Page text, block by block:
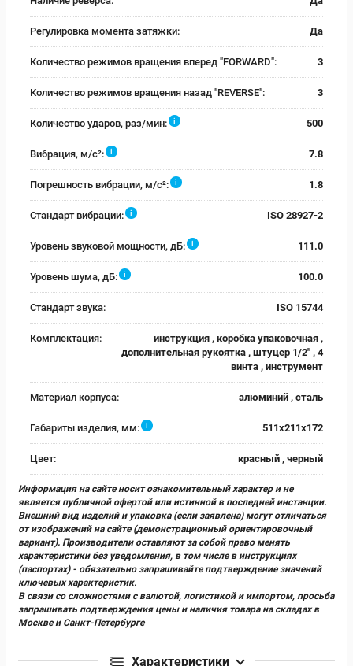
Регулировка момента затяжки: Да
Количество режимов вращения вперед "FORWARD": 3
Количество режимов вращения назад "REVERSE": 3
Количество ударов, раз/мин: i 500
Вибрация, м/с²: i 7.8
Погрешность вибрации, м/с²: i 1.8
Стандарт вибрации: i ISO 28927-2
Уровень звуковой мощности, дБ: i 111.0
Уровень шума, дБ: i 100.0
Стандарт звука: ISO 15744
Комплектация:
инструкция , коробка упаковочная ,
дополнительная рукоятка , штуцер 1/2" , 4
винта , инструмент
Материал корпуса: алюминий , сталь
Габариты изделия, мм: i 511x211x172
Цвет: красный , черный
Информация на сайте носит ознакомительный характер и не
является публичной офертой или истинной в последней инстанции.
Внешний вид изделий и упаковка (если заявлена) могут отличаться
от изображений на сайте (демонстрационный ориентировочный
вариант). Производители оставляют за собой право менять
характеристики без уведомления, в том числе в инструкциях
(паспортах) - обязательно запрашивайте подтверждение значений
ключевых характеристик.
В связи со сложностями с валютой, логистикой и импортом, просьба
запрашивать подтверждения цены и наличия товара на складах в
Москве и Санкт-Петербурге
Характеристики